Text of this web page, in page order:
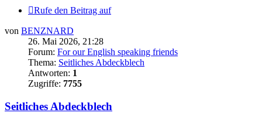
Rufe den Beitrag auf
von BENZNARD
26. Mai 2026, 21:28
Forum: For our English speaking friends
Thema: Seitliches Abdeckblech
Antworten: 1
Zugriffe: 7755
Seitliches Abdeckblech